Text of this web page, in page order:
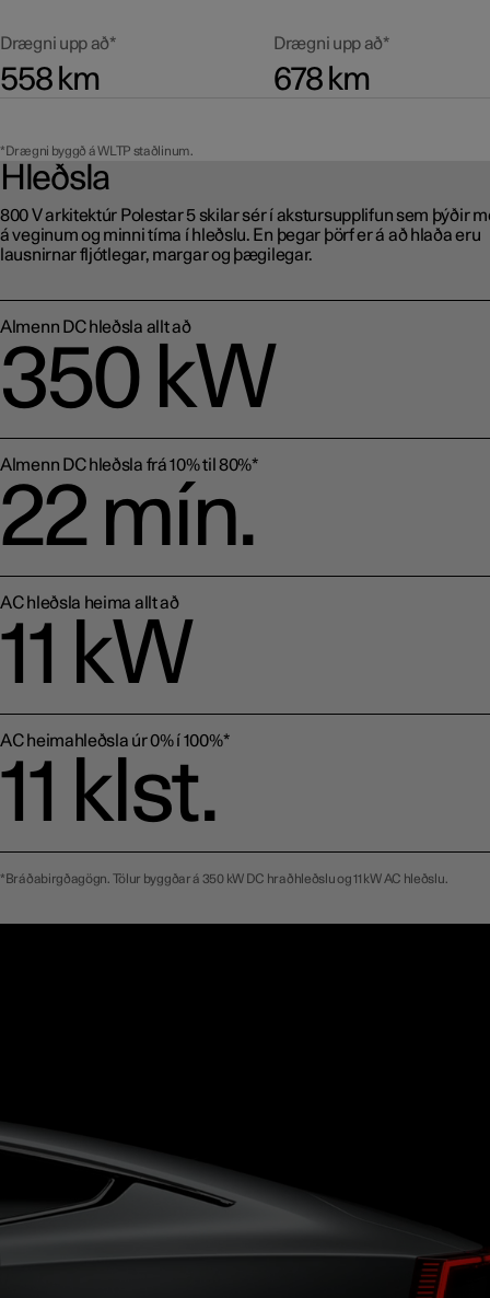
Drægni upp að*
558 km
Drægni upp að*
678 km
*Drægni byggð á WLTP staðlinum.
Hleðsla
800 V arkitektúr Polestar 5 skilar sér í akstursupplifun sem þýðir
á veginum og minni tíma í hleðslu. En þegar þörf er á að hlaða eru
lausnirnar fljótlegar, margar og þægilegar.
Almenn DC hleðsla allt að
350 kW
Almenn DC hleðsla frá 10% til 80%*
22 mín.
AC hleðsla heima allt að
11 kW
AC heimahleðsla úr 0% í 100%*
11 klst.
*Bráðabirgðagögn. Tölur byggðar á 350 kW DC hraðhleðslu og 11 kW AC hleðslu.